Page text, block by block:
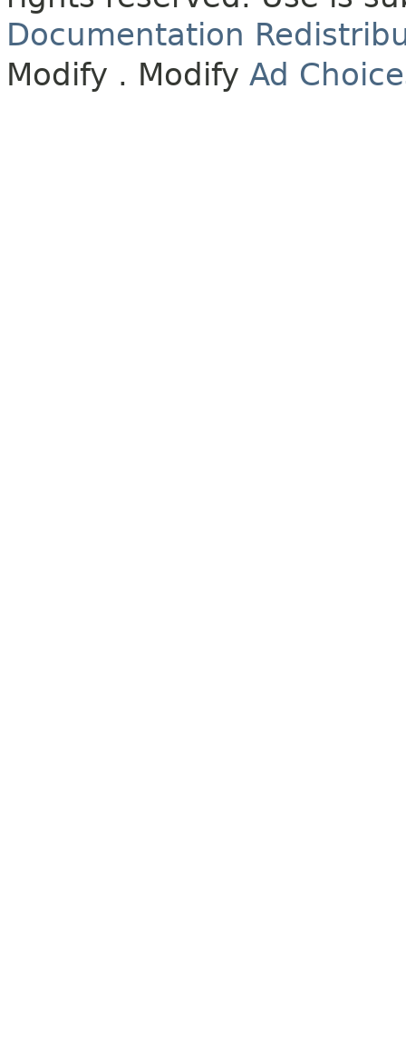
Documentation
Modify . Modify Ad